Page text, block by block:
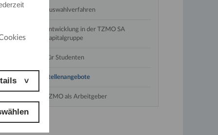
Auswahlverfahren
Entwicklung in der TZMO SA
Kapitalgruppe
Für Studenten
Stellenangebote
TZMO als Arbeitgeber